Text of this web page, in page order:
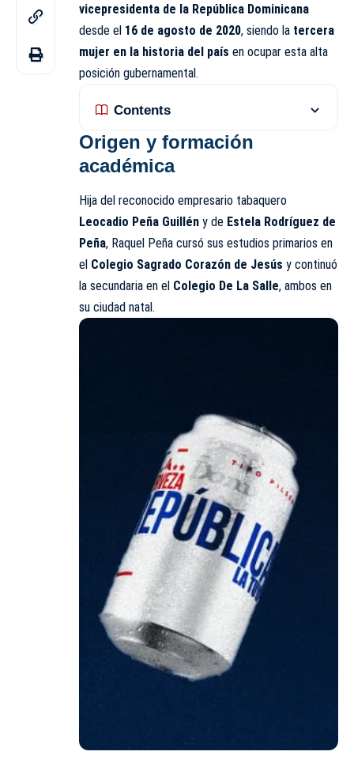
vicepresidenta de la República Dominicana
desde el 16 de agosto de 2020, siendo la tercera
mujer en la historia del país en ocupar esta alta
posición gubernamental.
Contents
Origen y formación
académica
Hija del reconocido empresario tabaquero
Leocadio Peña Guillén y de Estela Rodríguez de
Peña, Raquel Peña cursó sus estudios primarios en
el Colegio Sagrado Corazón de Jesús y continuó
la secundaria en el Colegio De La Salle, ambos en
su ciudad natal.